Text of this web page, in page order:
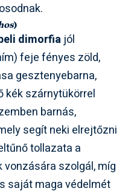
)
dimorfia jól
feje fényes zöld,
gesztenyebarna,
kék szárnytükörrel
barnás,
segít neki elrejtőzni
tollazata a
szolgál, míg
saját maga védelmét